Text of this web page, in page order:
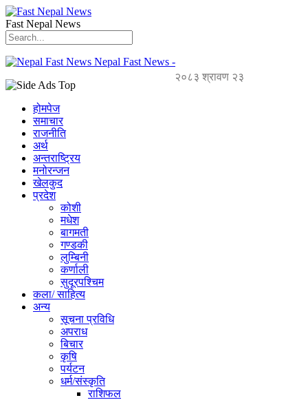
Fast Nepal News
Nepal Fast News -
२०८३ श्रावण २३
होमपेज
समाचार
राजनीति
अर्थ
अन्तराष्ट्रिय
मनोरन्जन
खेलकुद
प्रदेश
कोशी
मधेश
बागमती
गण्डकी
लुम्बिनी
कर्णाली
सुदूरपश्चिम
कला/ साहित्य
अन्य
सूचना प्रविधि
अपराध
बिचार
कृषि
पर्यटन
धर्म/संस्कृति
राशिफल